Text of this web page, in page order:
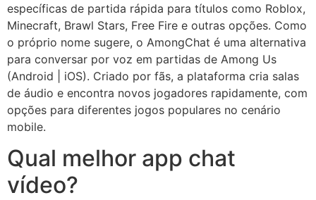
específicas de partida rápida para títulos como Roblox,
Minecraft, Brawl Stars, Free Fire e outras opções. Como
o próprio nome sugere, o AmongChat é uma alternativa
para conversar por voz em partidas de Among Us
(Android | iOS). Criado por fãs, a plataforma cria salas
de áudio e encontra novos jogadores rapidamente, com
opções para diferentes jogos populares no cenário
mobile.
Qual melhor app chat
vídeo?